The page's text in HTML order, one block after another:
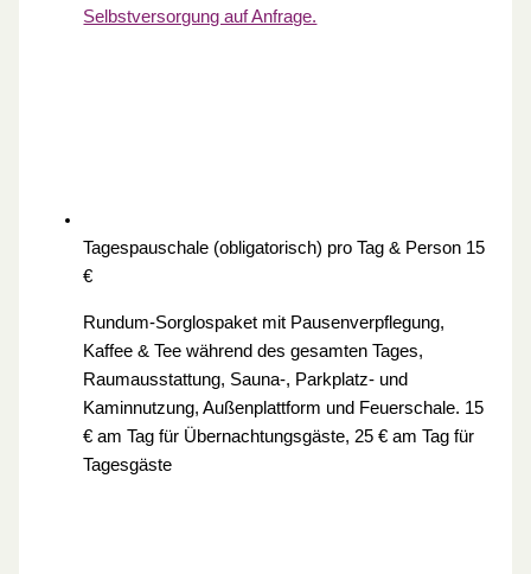
Selbstversorgung auf Anfrage.
Tagespauschale (obligatorisch) pro Tag & Person 15
€
Rundum-Sorglospaket mit Pausenverpflegung,
Kaffee & Tee während des gesamten Tages,
Raumausstattung, Sauna-, Parkplatz- und
Kaminnutzung, Außenplattform und Feuerschale. 15
€ am Tag für Übernachtungsgäste, 25 € am Tag für
Tagesgäste